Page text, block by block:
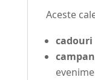
Aceste